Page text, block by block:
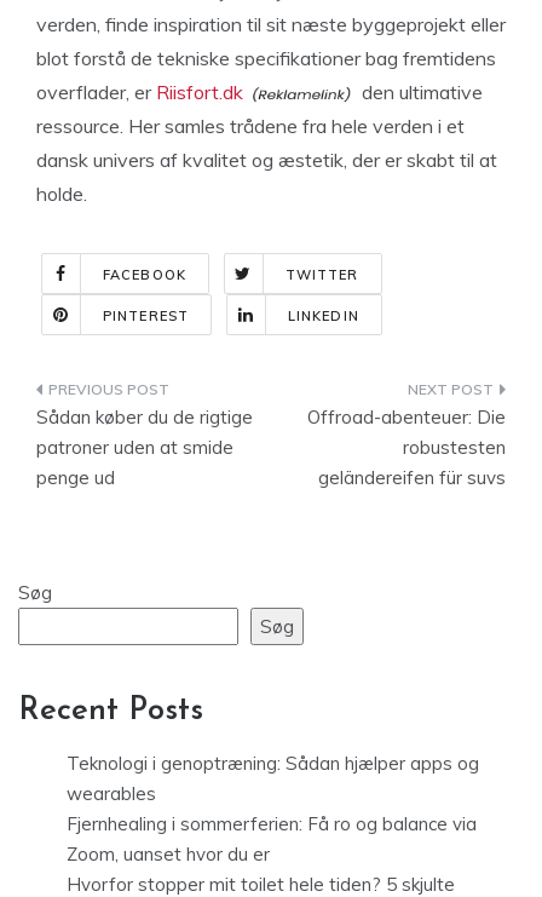
verden, finde inspiration til sit næste byggeprojekt eller
blot forstå de tekniske specifikationer bag fremtidens
overflader, er Riisfort.dk
den ultimative
ressource. Her samles trådene fra hele verden i et
dansk univers af kvalitet og æstetik, der er skabt til at
holde.
FACEBOOK TWITTER
PINTEREST LINKEDIN
Indlægsnavigation
Sådan køber du de rigtige
patroner uden at smide
penge ud
Offroad-abenteuer: Die
robustesten
geländereifen für suvs
Søg
Søg
Recent Posts
Teknologi i genoptræning: Sådan hjælper apps og
wearables
Fjernhealing i sommerferien: Få ro og balance via
Zoom, uanset hvor du er
Hvorfor stopper mit toilet hele tiden? 5 skjulte